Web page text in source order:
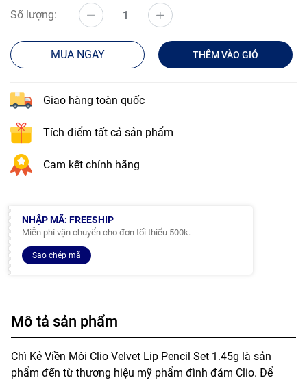
Số lượng:
MUA NGAY THÊM VÀO GIỎ
Giao hàng toàn quốc
Tích điểm tất cả sản phẩm
Cam kết chính hãng
NHẬP MÃ: FREESHIP
Miễn phí vận chuyển cho đơn tối thiểu 500k.
Sao chép mã
Mô tả sản phẩm
Chì Kẻ Viền Môi Clio Velvet Lip Pencil Set 1.45g là sản
phẩm đến từ thương hiệu mỹ phẩm đình đám Clio. Để